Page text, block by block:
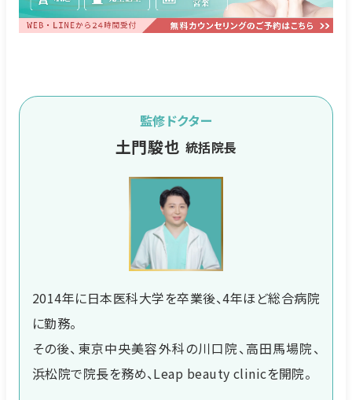
監修ドクター
土門駿也 統括院長
2014年に日本医科大学を卒業後、4年ほど総合病院
に勤務。
その後、東京中央美容外科の川口院、高田馬場院、
浜松院で院長を務め、Leap beauty clinicを開院。